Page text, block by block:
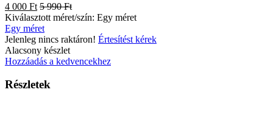
4 000 Ft 5 990 Ft
Kiválasztott méret/szín: Egy méret
Egy méret
Jelenleg nincs raktáron! Értesítést kérek
Alacsony készlet
Hozzáadás a kedvencekhez
Részletek